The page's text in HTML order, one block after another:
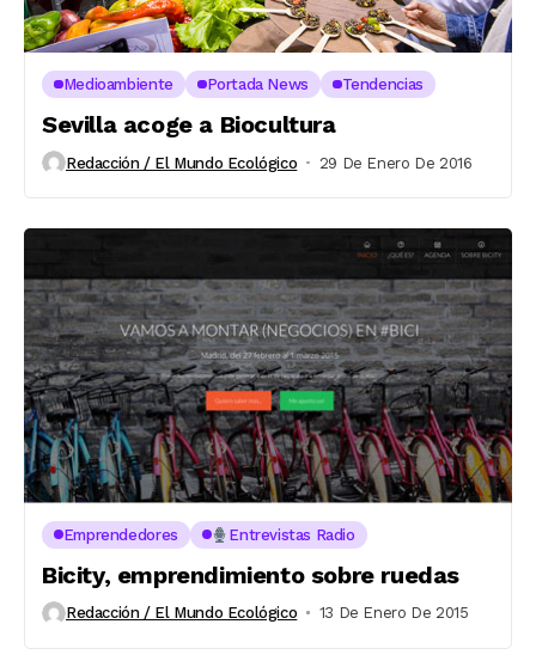
Medioambiente Portada News Tendencias
Sevilla acoge a Biocultura
Redacción / El Mundo Ecológico 29 De Enero De 2016
Emprendedores Entrevistas Radio
Bicity, emprendimiento sobre ruedas
Redacción / El Mundo Ecológico 13 De Enero De 2015